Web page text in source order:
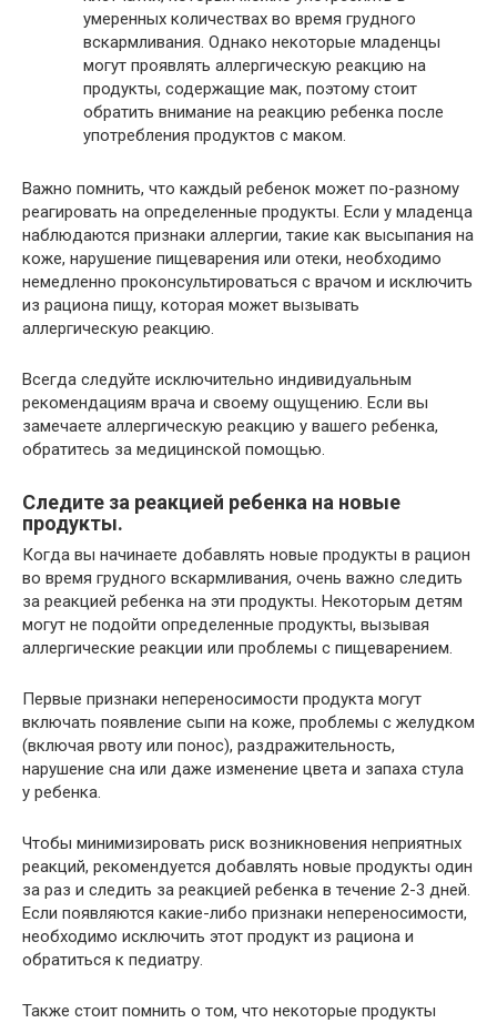
умеренных количествах во время грудного
вскармливания. Однако некоторые младенцы
могут проявлять аллергическую реакцию на
продукты, содержащие мак, поэтому стоит
обратить внимание на реакцию ребенка после
употребления продуктов с маком.
Важно помнить, что каждый ребенок может по-разному
реагировать на определенные продукты. Если у младенца
наблюдаются признаки аллергии, такие как высыпания на
коже, нарушение пищеварения или отеки, необходимо
немедленно проконсультироваться с врачом и исключить
из рациона пищу, которая может вызывать
аллергическую реакцию.
Всегда следуйте исключительно индивидуальным
рекомендациям врача и своему ощущению. Если вы
замечаете аллергическую реакцию у вашего ребенка,
обратитесь за медицинской помощью.
Следите за реакцией ребенка на новые
продукты.
Когда вы начинаете добавлять новые продукты в рацион
во время грудного вскармливания, очень важно следить
за реакцией ребенка на эти продукты. Некоторым детям
могут не подойти определенные продукты, вызывая
аллергические реакции или проблемы с пищеварением.
Первые признаки непереносимости продукта могут
включать появление сыпи на коже, проблемы с желудком
(включая рвоту или понос), раздражительность,
нарушение сна или даже изменение цвета и запаха стула
у ребенка.
Чтобы минимизировать риск возникновения неприятных
реакций, рекомендуется добавлять новые продукты один
за раз и следить за реакцией ребенка в течение 2-3 дней.
Если появляются какие-либо признаки непереносимости,
необходимо исключить этот продукт из рациона и
обратиться к педиатру.
Также стоит помнить о том, что некоторые продукты